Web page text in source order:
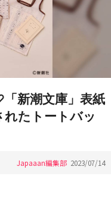
新潮文庫」表紙
れたトートバッ
Japaaan編集部 2023/07/14